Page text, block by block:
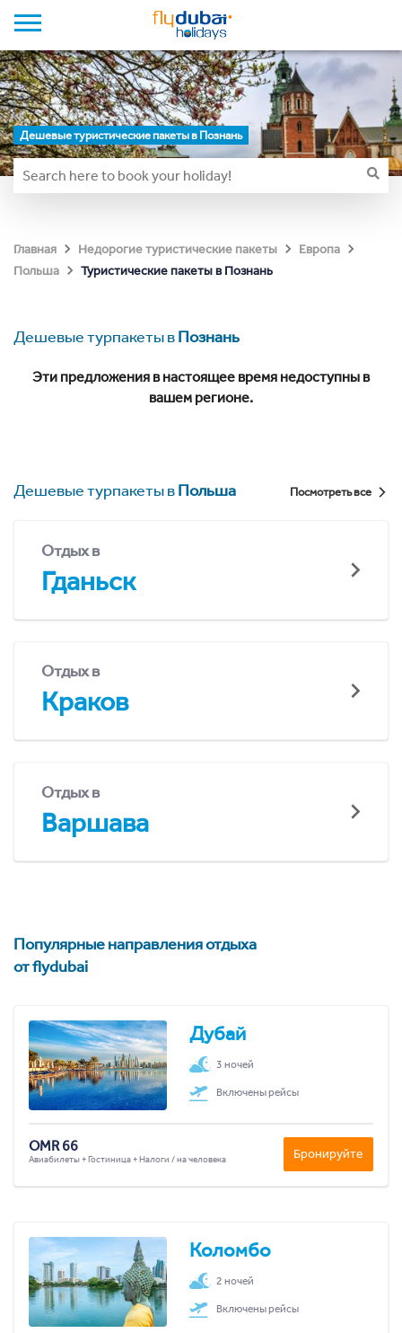
Дешевые туристические пакеты в Познань
Главная Недорогие туристические пакеты
Европа
Польша
Туристические пакеты в Познань
Дешевые турпакеты вПознань
Эти предложения в настоящее время недоступны в
вашем регионе.
Дешевые турпакеты вПольша Посмотреть все
Отдых в
Гданьск
Отдых в
Краков
Отдых в
Варшава
Популярные направления отдыха
от flydubai
Дубай
3 ночей
Включены рейсы
OMR 66
Авиабилеты + Гостиница + Налоги / на человека Бронируйте
Коломбо
2 ночей
Включены рейсы